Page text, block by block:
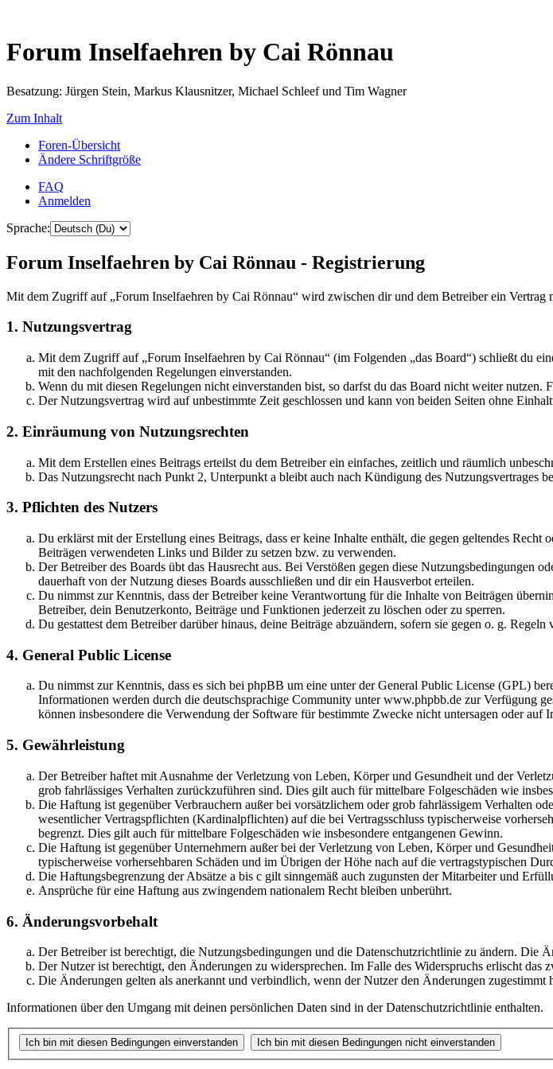
Forum Inselfaehren by Cai Rönnau
Besatzung: Jürgen Stein, Markus Klausnitzer, Michael Schleef und Tim Wagner
Zum Inhalt
Foren-Übersicht
Ändere Schriftgröße
FAQ
Anmelden
Sprache:
Forum Inselfaehren by Cai Rönnau - Registrierung
Mit dem Zugriff auf „Forum Inselfaehren by Cai Rönnau“ wird zwischen dir und dem Betreiber ein Vertrag
1. Nutzungsvertrag
Mit dem Zugriff auf „Forum Inselfaehren by Cai Rönnau“ (im Folgenden „das Board“) schließt du
mit den nachfolgenden Regelungen einverstanden.
Wenn du mit diesen Regelungen nicht einverstanden bist, so darfst du das Board nicht weiter
Der Nutzungsvertrag wird auf unbestimmte Zeit geschlossen und kann von beiden Seiten ohne
2. Einräumung von Nutzungsrechten
Mit dem Erstellen eines Beitrags erteilst du dem Betreiber ein einfaches, zeitlich und räumlich
Das Nutzungsrecht nach Punkt 2, Unterpunkt a bleibt auch nach Kündigung des Nutzungsvertrages
3. Pflichten des Nutzers
Du erklärst mit der Erstellung eines Beitrags, dass er keine Inhalte enthält, die gegen geltendes
Beiträgen verwendeten Links und Bilder zu setzen bzw. zu verwenden.
Der Betreiber des Boards übt das Hausrecht aus. Bei Verstößen gegen diese
dauerhaft von der Nutzung dieses Boards ausschließen und dir ein Hausverbot erteilen.
Du nimmst zur Kenntnis, dass der Betreiber keine Verantwortung für die Inhalte von Beiträgen
Betreiber, dein Benutzerkonto, Beiträge und Funktionen jederzeit zu löschen oder zu sperren.
Du gestattest dem Betreiber darüber hinaus, deine Beiträge abzuändern, sofern sie gegen o. g.
4. General Public License
Du nimmst zur Kenntnis, dass es sich bei phpBB um eine unter der General Public License (GPL)
Informationen werden durch die deutschsprachige Community unter www.phpbb.de zur Verfügung
können insbesondere die Verwendung der Software für bestimmte Zwecke nicht untersagen oder auf
5. Gewährleistung
Der Betreiber haftet mit Ausnahme der Verletzung von Leben, Körper und Gesundheit und der
grob fahrlässiges Verhalten zurückzuführen sind. Dies gilt auch für mittelbare Folgeschäden wie
Die Haftung ist gegenüber Verbrauchern außer bei vorsätzlichem oder grob fahrlässigem Verhalten
wesentlicher Vertragspflichten (Kardinalpflichten) auf die bei Vertragsschluss typischerweise
begrenzt. Dies gilt auch für mittelbare Folgeschäden wie insbesondere entgangenen Gewinn.
Die Haftung ist gegenüber Unternehmern außer bei der Verletzung von Leben, Körper und
typischerweise vorhersehbaren Schäden und im Übrigen der Höhe nach auf die vertragstypischen
Die Haftungsbegrenzung der Absätze a bis c gilt sinngemäß auch zugunsten der Mitarbeiter und
Ansprüche für eine Haftung aus zwingendem nationalem Recht bleiben unberührt.
6. Änderungsvorbehalt
Der Betreiber ist berechtigt, die Nutzungsbedingungen und die Datenschutzrichtlinie zu ändern. Die
Der Nutzer ist berechtigt, den Änderungen zu widersprechen. Im Falle des Widerspruchs erlischt
Die Änderungen gelten als anerkannt und verbindlich, wenn der Nutzer den Änderungen zugestimmt
Informationen über den Umgang mit deinen persönlichen Daten sind in der Datenschutzrichtlinie enthalten.